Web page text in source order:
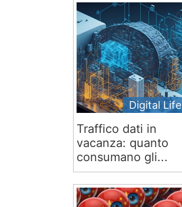
Digital Life
Traffico dati in
vacanza: quanto
consumano gli...